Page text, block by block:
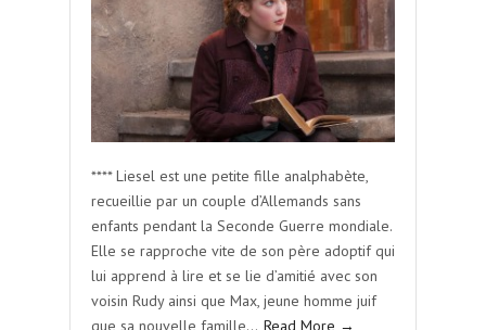
**** Liesel est une petite fille analphabète,
recueillie par un couple d’Allemands sans
enfants pendant la Seconde Guerre mondiale.
Elle se rapproche vite de son père adoptif qui
lui apprend à lire et se lie d’amitié avec son
voisin Rudy ainsi que Max, jeune homme juif
que sa nouvelle famille… Read More →